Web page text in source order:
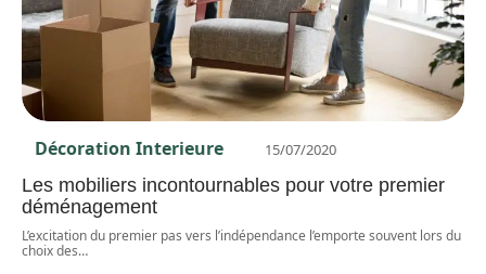
Décoration Interieure 15/07/2020
Les mobiliers incontournables pour votre premier
déménagement
L’excitation du premier pas vers l’indépendance l’emporte souvent lors du
choix des…